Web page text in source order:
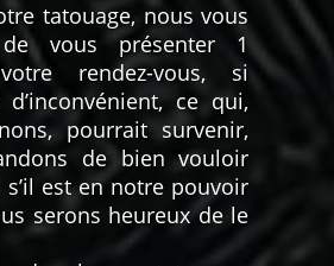
tatouage, nous vous
de vous présenter 1
rendez-vous, si
ce qui,
pourrait survenir,
de bien vouloir
est en notre pouvoir
serons heureux de le